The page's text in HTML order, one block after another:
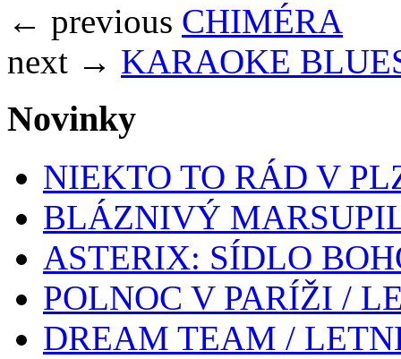
← previous CHIMÉRA
next → KARAOKE
Novinky
NIEKTO TO RÁD V
BLÁZNIVÝ
ASTERIX: SÍDLO
POLNOC V PARÍŽI /
DREAM TEAM /